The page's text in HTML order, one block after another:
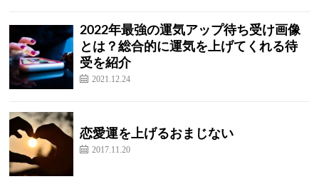
2022年最強の運気アップ待ち受け画像
とは？総合的に運気を上げてくれる待
受を紹介
2021.12.24
恋愛運を上げるおまじない
2017.11.20